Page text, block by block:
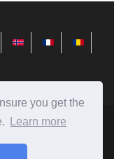
you get the
Learn more